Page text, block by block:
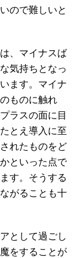
ので難しいと
、マイナスば
気持ちとなっ
ます。マイナ
ものに触れ
ラスの面に目
とえ導入に至
れたものをど
といった点で
す。そうする
がることも十
として過ごし
をすることが